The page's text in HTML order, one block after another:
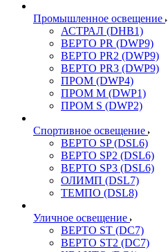
Промышленное освещение
АСТРАЛ (DHB1)
ВЕРТО PR (DWP9)
ВЕРТО PR2 (DWP9)
ВЕРТО PR3 (DWP9)
ПРОМ (DWP4)
ПРОМ M (DWP1)
ПРОМ S (DWP2)
Спортивное освещение
ВЕРТО SP (DSL6)
ВЕРТО SP2 (DSL6)
ВЕРТО SP3 (DSL6)
ОЛИМП (DSL7)
ТЕМПО (DSL8)
Уличное освещение
ВЕРТО ST (DC7)
ВЕРТО ST2 (DC7)